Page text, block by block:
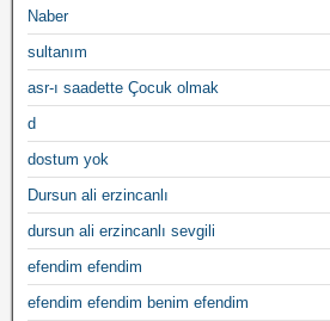
Naber
sultanım
asr-ı saadette Çocuk olmak
d
dostum yok
Dursun ali erzincanlı
dursun ali erzincanlı sevgili
efendim efendim
efendim efendim benim efendim